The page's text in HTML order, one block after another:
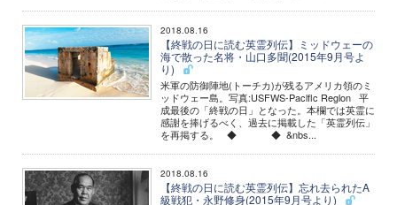
2018.08.16
【終戦の日に読む英霊列伝】ミッドウェーの
海で散った名将・山口多聞(2015年9月号よ
り)
米軍の防御陣地(トーチカ)が残るアメリカ領のミ
ッドウェー島。写真:USFWS-Paclflc Reglon 平
成最後の「終戦の日」となった。本欄では英霊に
感謝を捧げるべく、過去に掲載した「英霊列伝」
を再掲する。 ◆ ◆ &nbs...
2018.08.16
【終戦の日に読む英霊列伝】忘れ去られたA
級戦犯・永野修身(2015年9月号より)